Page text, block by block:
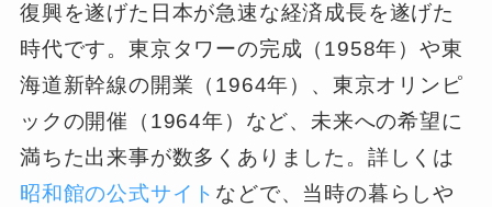
復興を遂げた日本が急速な経済成長を遂げた
時代です。東京タワーの完成（1958年）や東
海道新幹線の開業（1964年）、東京オリンピ
ックの開催（1964年）など、未来への希望に
満ちた出来事が数多くありました。詳しくは
昭和館の公式サイト などで、当時の暮らしや